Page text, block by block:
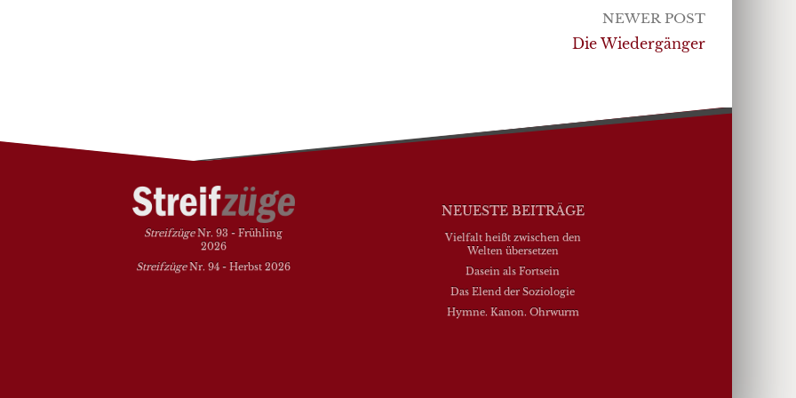
NEWER POST
Die Wiedergänger
StreifzügeNr. 93 - Frühling
2026
StreifzügeNr. 94 - Herbst 2026
NEUESTE BEITRÄGE
Vielfalt heißt zwischen den
Welten übersetzen
Dasein als Fortsein
Das Elend der Soziologie
Hymne. Kanon. Ohrwurm